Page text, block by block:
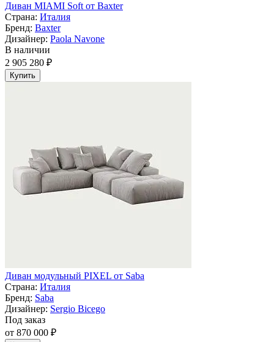
Диван MIAMI Soft от Baxter
Страна: Италия
Бренд: Baxter
Дизайнер: Paola Navone
В наличии
2 905 280 ₽
Купить
Диван модульный PIXEL от Saba
Страна: Италия
Бренд: Saba
Дизайнер: Sergio Bicego
Под заказ
от 870 000 ₽